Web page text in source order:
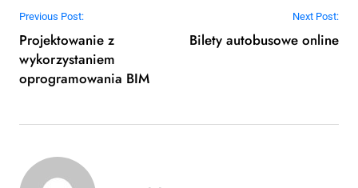
Nawigacja wpisu
Previous Post:
Projektowanie z
wykorzystaniem
oprogramowania BIM
Next Post:
Bilety autobusowe online